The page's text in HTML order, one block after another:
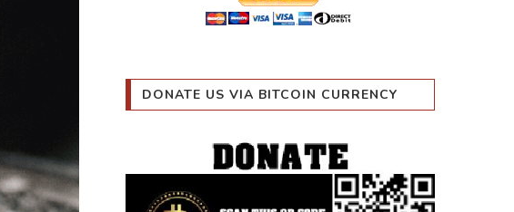
DONATE US VIA BITCOIN CURRENCY